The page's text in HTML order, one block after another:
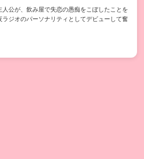
人公が、飲み屋で失恋の愚痴をこぼしたことを
ラジオのパーソナリティとしてデビューして奮